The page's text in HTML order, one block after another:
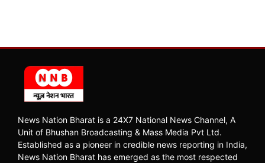
News Nation Bharat is a 24X7 National News Channel, A
Unit of Bhushan Broadcasting & Mass Media Pvt Ltd.
Established as a pioneer in credible news reporting in India,
News Nation Bharat has emerged as the most respected